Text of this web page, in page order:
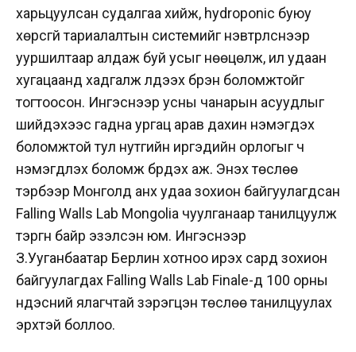
харьцуулсан судалгаа хийж, hydroponic буюу
хөрсгүй тариалалтын системийг нэвтрүүлснээр
ууршилтаар алдаж буй усыг нөөцөлж, илүү удаан
хугацаанд хадгалж үлдээх бүрэн боломжтойг
тогтоосон. Ингэснээр усны чанарын асуудлыг
шийдэхээс гадна ургац арав дахин нэмэгдэх
боломжтой тул нутгийн иргэдийн орлогыг ч
нэмэгдүүлэх боломж бүрдэх аж. Энэхүү төслөө
тэрбээр Монголд анх удаа зохион байгуулагдсан
Falling Walls Lab Mongolia чуулганаар танилцуулж
тэргүүн байр эзэлсэн юм. Ингэснээр
З.Ууганбаатар Берлин хотноо ирэх сард зохион
байгуулагдах Falling Walls Lab Finale-д 100 орны
үндэсний ялагчтай зэрэгцэн төслөө танилцуулах
эрхтэй боллоо.